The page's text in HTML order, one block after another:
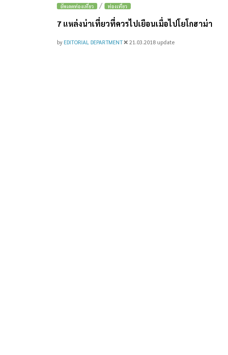
อัพเดตท่องเที่ยว / ท่องเที่ยว
7 แหล่งน่าเที่ยวที่ควรไปเยือนเมื่อไปโยโกฮาม่า
by EDITORIAL DEPARTMENT 21.03.2018 update